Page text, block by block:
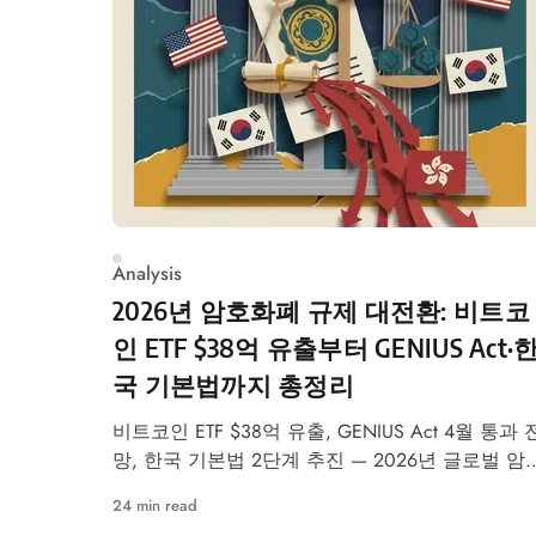
Analysis
2026년 암호화폐 규제 대전환: 비트코
인 ETF $38억 유출부터 GENIUS Act·
국 기본법까지 총정리
비트코인 ETF $38억 유출, GENIUS Act 4월 통과
망, 한국 기본법 2단계 추진 — 2026년 글로벌 암
24 min read